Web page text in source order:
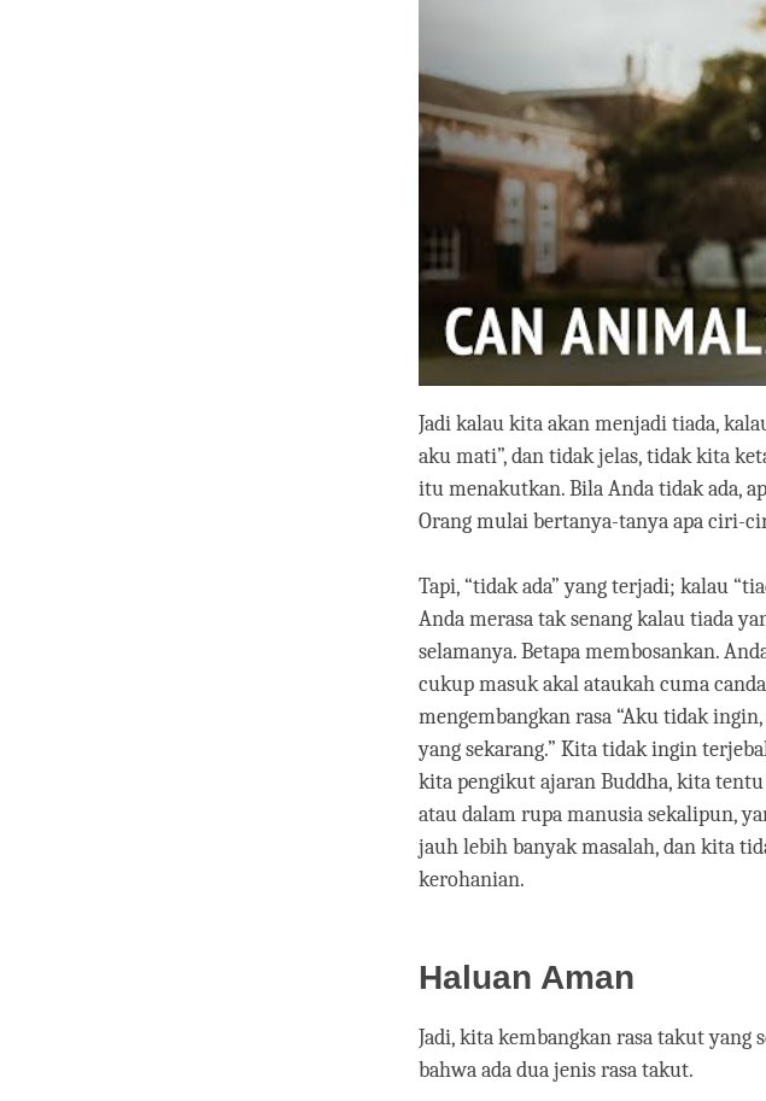
Jadi kalau kita akan menjadi tiada,
aku mati”, dan tidak jelas, tidak kita
itu menakutkan. Bila Anda tidak ada,
Orang mulai bertanya-tanya apa ciri-
Tapi, “tidak ada” yang terjadi; kalau
Anda merasa tak senang kalau tiada
selamanya. Betapa membosankan.
cukup masuk akal ataukah cuma
mengembangkan rasa “Aku tidak
yang sekarang.” Kita tidak ingin
kita pengikut ajaran Buddha, kita
atau dalam rupa manusia sekalipun,
jauh lebih banyak masalah, dan kita
kerohanian.
Haluan Aman
Jadi, kita kembangkan rasa takut yang
bahwa ada dua jenis rasa takut.